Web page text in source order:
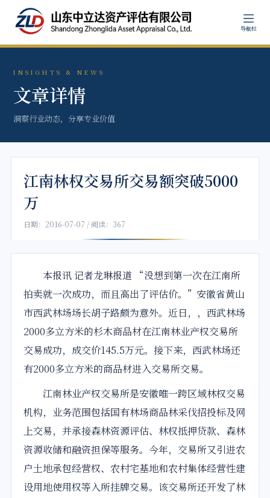
导航栏
INSIGHTS & NEWS
文章详情
洞察行业动态，分享专业价值
江南林权交易所交易额突破5000
万
日期：2016-07-07 / 阅读：367
本报讯 记者龙琳报道 “没想到第一次在江南所
拍卖就一次成功，而且高出了评估价。”安徽省黄山
市西武林场场长胡子路颇为意外。近日，，西武林场
2000多立方米的杉木商品材在江南林业产权交易所
交易成功，成交价145.5万元。接下来，西武林场还
有2000多立方米的商品材进入交易所交易。
江南林业产权交易所是安徽唯一跨区域林权交易
机构，业务范围包括国有林场商品林采伐招投标及网
上交易，并承接森林资源评估、 林权抵押贷款、森林
资源收储和融资担保等服务。今年，交易所又引进农
户土地承包经营权、农村宅基地和农村集体经营性建
设用地使用权等入所挂牌交易。该交易所还开发了林